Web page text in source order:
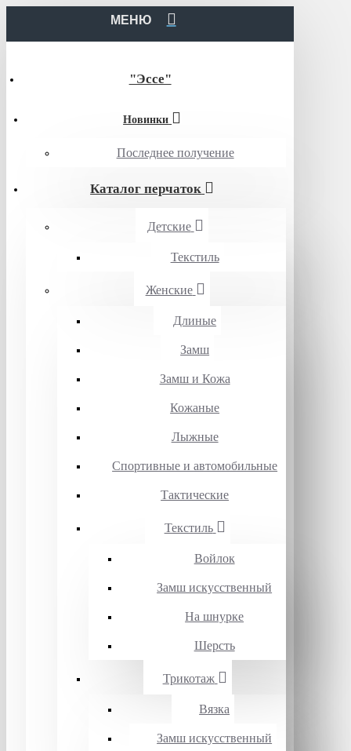
МЕНЮ
"Эссе"
Новинки
Последнее получение
Каталог перчаток
Детские
Текстиль
Женские
Длиные
Замш
Замш и Кожа
Кожаные
Лыжные
Спортивные и автомобильные
Тактические
Текстиль
Войлок
Замш искусственный
На шнурке
Шерсть
Трикотаж
Вязка
Замш искусственный